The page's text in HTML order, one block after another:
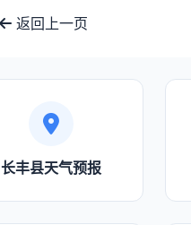
返回上一页
长丰县天气预报